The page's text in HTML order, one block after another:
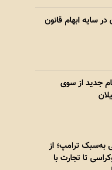
سایه ابهام قانون
جدید از سوی
به‌سبک ترامپ؛ از
تا تجارت با